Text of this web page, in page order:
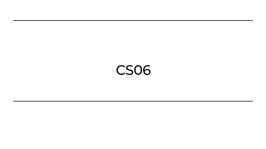
CS06